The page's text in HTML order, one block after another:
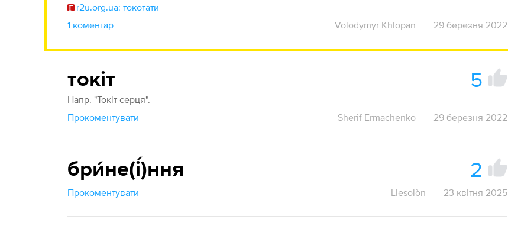
r2u.org.ua: токотати
1 коментар
Volodymyr Khlopan 29 березня 2022
токіт 5
Напр. "Токіт серця".
Прокоментувати
Sherif Ermachenko 29 березня 2022
бри́не(і́)ння 2
Прокоментувати Liesolòn 23 квітня 2025